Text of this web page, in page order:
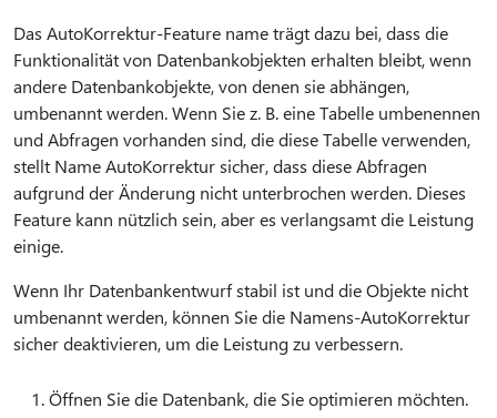
Das AutoKorrektur-Feature name trägt dazu bei, dass die
Funktionalität von Datenbankobjekten erhalten bleibt, wenn
andere Datenbankobjekte, von denen sie abhängen,
umbenannt werden. Wenn Sie z. B. eine Tabelle umbenennen
und Abfragen vorhanden sind, die diese Tabelle verwenden,
stellt Name AutoKorrektur sicher, dass diese Abfragen
aufgrund der Änderung nicht unterbrochen werden. Dieses
Feature kann nützlich sein, aber es verlangsamt die Leistung
einige.
Wenn Ihr Datenbankentwurf stabil ist und die Objekte nicht
umbenannt werden, können Sie die Namens-AutoKorrektur
sicher deaktivieren, um die Leistung zu verbessern.
Öffnen Sie die Datenbank, die Sie optimieren möchten.